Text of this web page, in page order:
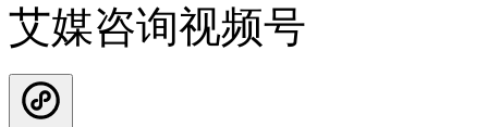
艾媒咨询视频号